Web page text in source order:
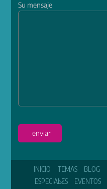
Su mensaje
enviar
INICIO TEMAS BLOG
ESPECIALES
EVENTOS